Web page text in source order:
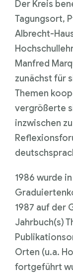
Der Kreis
Tagungsort,
Albrecht-
Manfred
zunächst für
Themen
vergrößerte
inzwischen
1986 wurde
1987 auf der
Jahrbuch(s)
Orten (u.a.
fortgeführt